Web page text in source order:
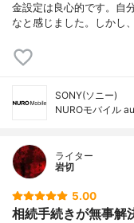
金設定は良心的です。自
なと感じました。しかし
SONY(ソニー)
NUROモバイル
ライター
岩切
5.00
相続手続きが無事解